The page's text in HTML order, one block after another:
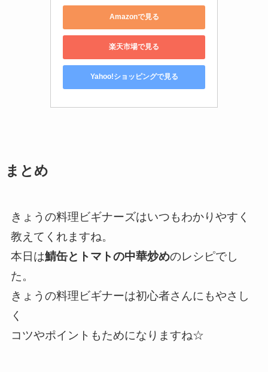
Amazonで見る
楽天市場で見る
Yahoo!ショッピングで見る
まとめ
きょうの料理ビギナーズはいつもわかりやすく
教えてくれますね。
本日は鯖缶とトマトの中華炒めのレシピでし
た。
きょうの料理ビギナーは初心者さんにもやさし
く
コツやポイントもためになりますね☆